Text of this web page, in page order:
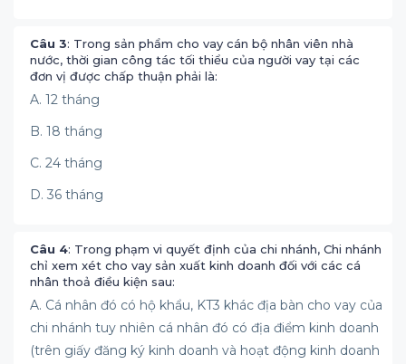
Câu 3: Trong sản phẩm cho vay cán bộ nhân viên nhà
nước, thời gian công tác tối thiểu của người vay tại các
đơn vị được chấp thuận phải là:
A. 12 tháng
B. 18 tháng
C. 24 tháng
D. 36 tháng
Câu 4: Trong phạm vi quyết định của chi nhánh, Chi nhánh
chỉ xem xét cho vay sản xuất kinh doanh đối với các cá
nhân thoả điều kiện sau:
A. Cá nhân đó có hộ khẩu, KT3 khác địa bàn cho vay của
chi nhánh tuy nhiên cá nhân đó có địa điểm kinh doanh
(trên giấy đăng ký kinh doanh và hoạt động kinh doanh